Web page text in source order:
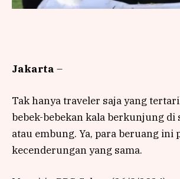
Jakarta –
Tak hanya traveler saja yang
bebek-bebekan kala berkunjung di
atau embung. Ya, para beruang
kecenderungan yang sama.